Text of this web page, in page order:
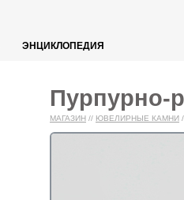
ЭНЦИКЛОПЕДИЯ
Пурпурно-
МАГАЗИН // ЮВЕЛИРНЫЕ КАМНИ